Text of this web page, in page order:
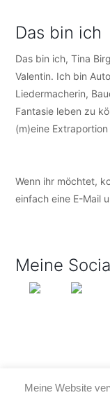
Das bin ich
Das bin ich, Tina
Valentin. Ich bin
Liedermacherin,
Fantasie leben zu
(m)eine
Wenn ihr möchtet,
einfach eine E-Mail
Meine
Meine Website